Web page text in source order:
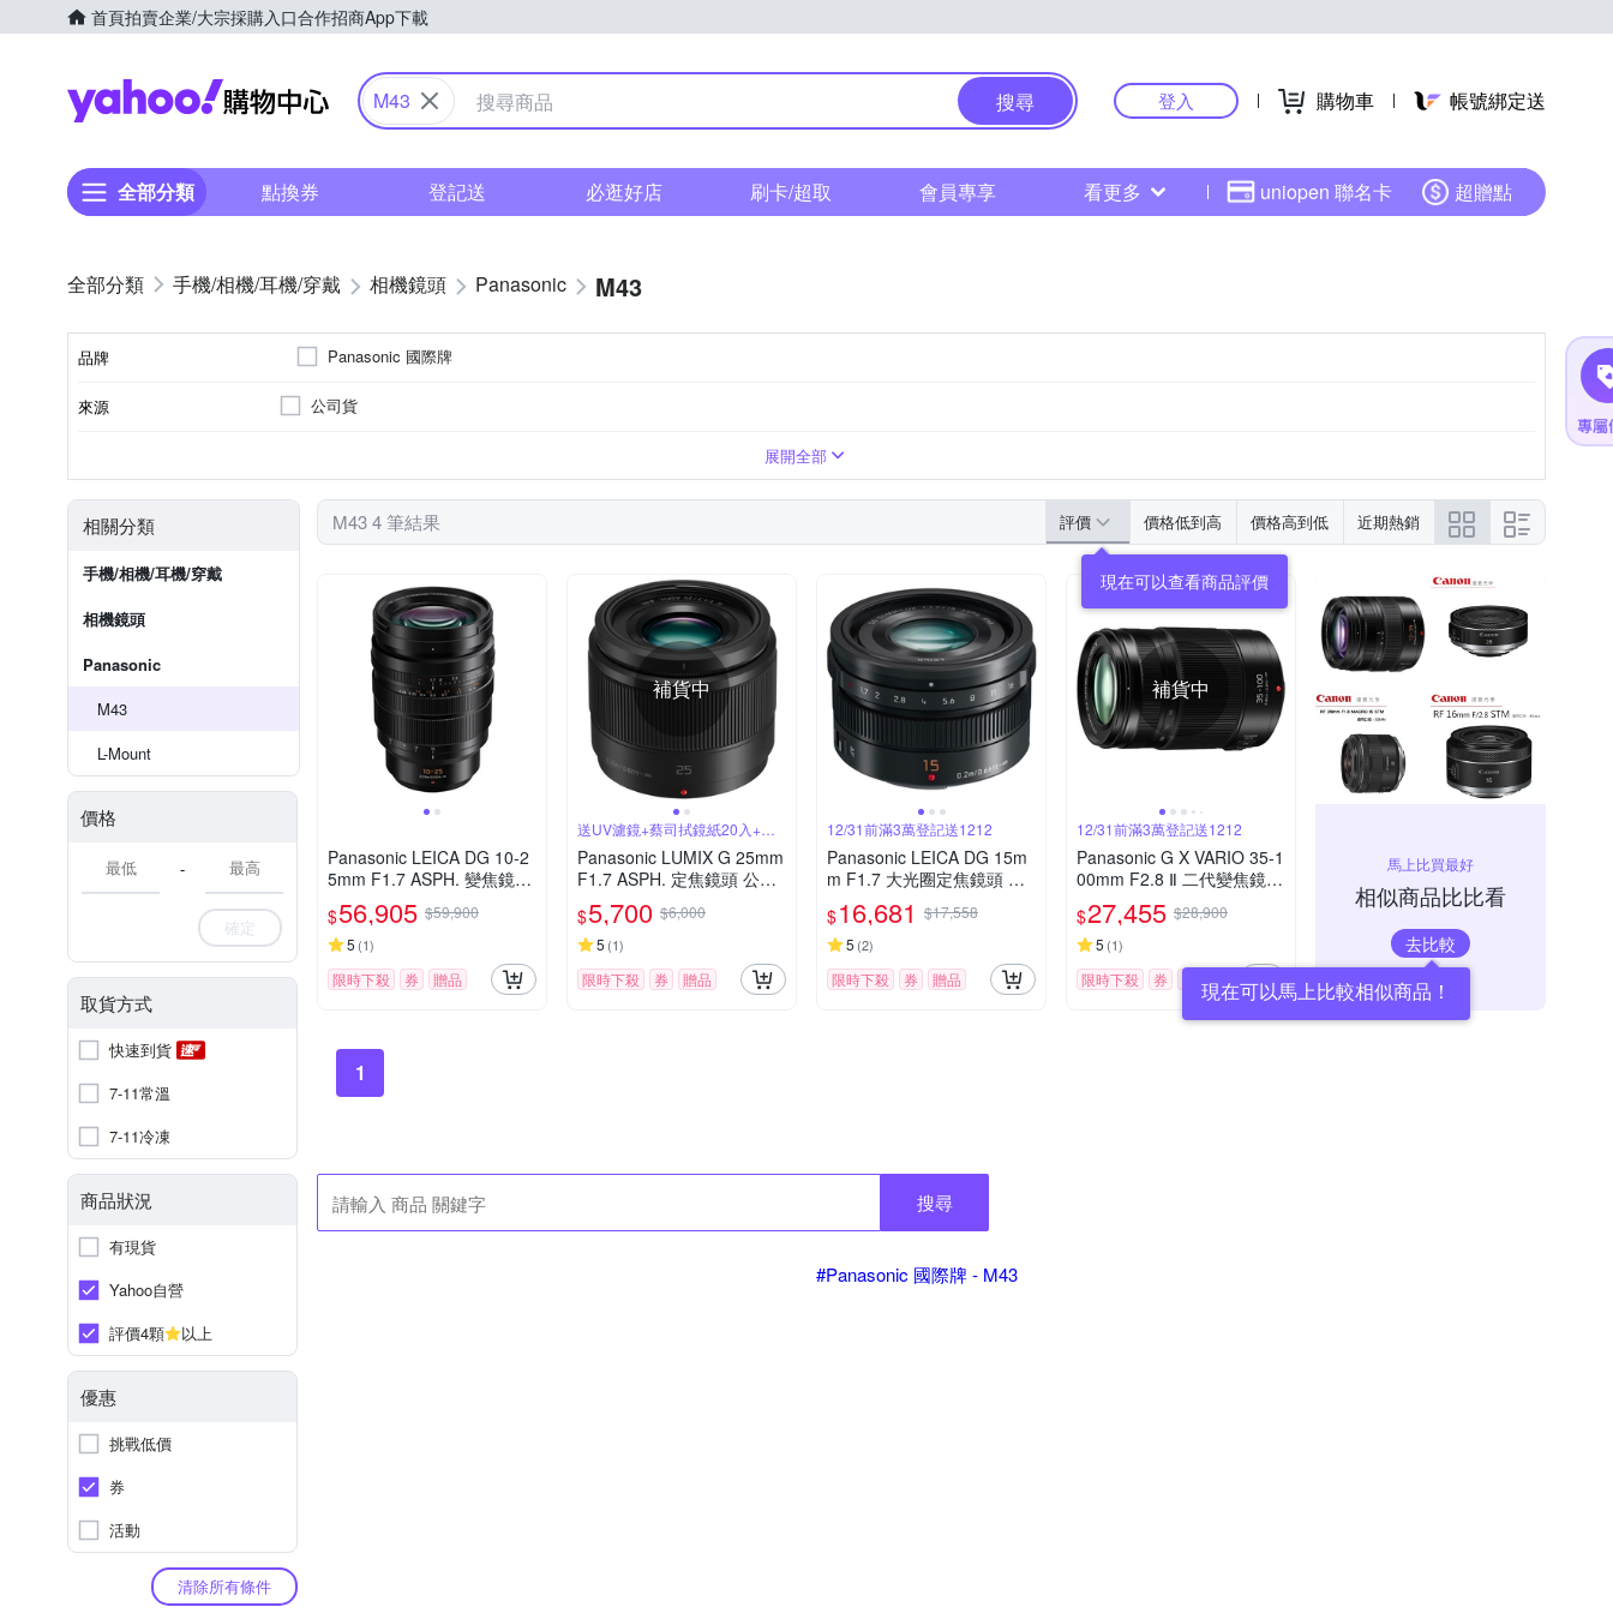
首頁拍賣企業/大宗採購入口合作招商App下載
Yahoo購物中心
M43 搜尋 登入 購物車 帳號綁定送
全部分類 點換券 登記送 必逛好店 刷卡/超取 會員專享 看更多 uniopen 聯名卡 超贈點
手機/相機/耳機/穿戴 相機鏡頭 Panasonic M43
品牌 Panasonic 國際牌
來源 公司貨
展開全部
相關分類
手機/相機/耳機/穿戴
相機鏡頭
Panasonic
M43
L-Mount
價格
-
確定
取貨方式
快速到貨
7-11常溫
7-11冷凍
商品狀況
有現貨
Yahoo自營
評價4顆
以上
優惠
挑戰低價
券
活動
清除所有條件
M43 4 筆結果 評價 價格低到高 價格高到低 近期熱銷
現在可以查看商品評價
Panasonic LEICA DG 10-2
5mm F1.7 ASPH. 變焦鏡頭
公司貨
$56,905 $59,900
5 (1)
限時下殺 券 贈品
補貨中
送UV濾鏡+蔡司拭鏡紙20入+吹
球拭筆組
Panasonic LUMIX G 25mm
F1.7 ASPH. 定焦鏡頭 公司
貨
$5,700 $6,000
5 (1)
限時下殺 券 贈品
12/31前滿3萬登記送1212
Panasonic LEICA DG 15m
m F1.7 大光圈定焦鏡頭 公
司貨
$16,681 $17,558
5 (2)
限時下殺 券 贈品
補貨中
12/31前滿3萬登記送1212
Panasonic G X VARIO 35-1
00mm F2.8 Ⅱ 二代變焦鏡頭
公司貨
$27,455 $28,900
5 (1)
限時下殺 券 贈品
馬上比買最好
相似商品比比看
去比較
現在可以馬上比較相似商品！
1
搜尋
#Panasonic 國際牌 - M43